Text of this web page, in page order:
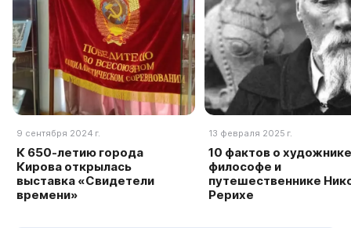
9 сентября 2024 г.
К 650-летию города
Кирова открылась
выставка «Свидетели
времени»
13 февраля 2025 г.
10 фактов о
философе и
путешественнике
Рерихе